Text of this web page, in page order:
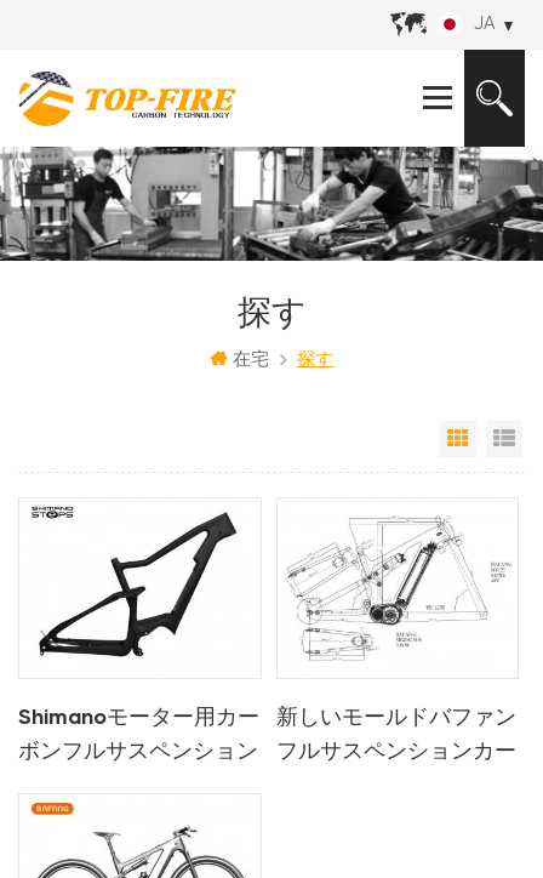
JA
探す
在宅 探す
グリッ
Shimanoモーター用カー
ボンフルサスペンション
新しいモールドバファン
フルサスペンションカー